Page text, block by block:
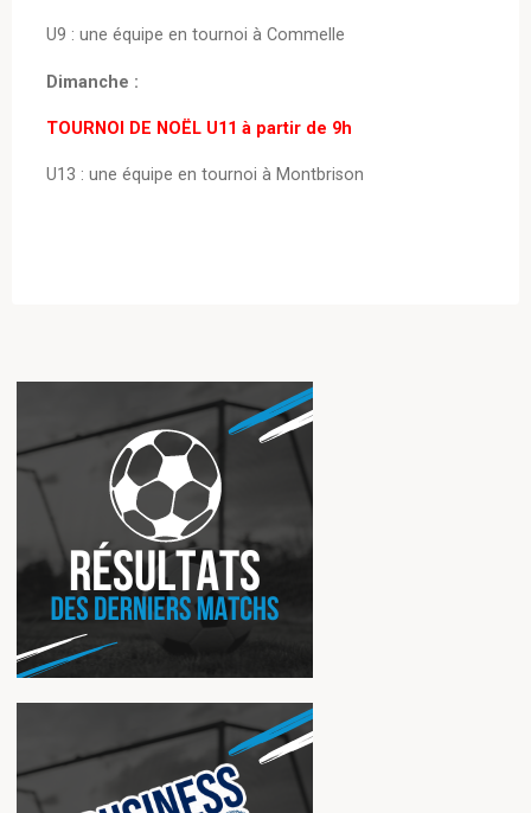
U9 : une équipe en tournoi à Commelle
Dimanche :
TOURNOI DE NOËL U11 à partir de 9h
U13 : une équipe en tournoi à Montbrison